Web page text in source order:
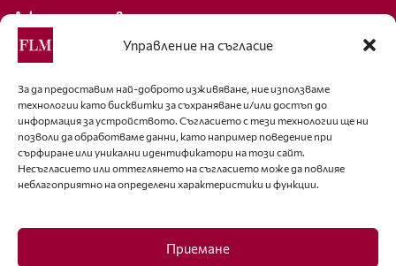
Управление на съгласие
За да предоставим най-доброто изживяване, ние използваме
технологии като бисквитки за съхраняване и/или достъп до
информация за устройството. Съгласието с тези технологии ще ни
позволи да обработваме данни, като например поведение при
сърфиране или уникални идентификатори на този сайт.
Несъгласието или оттеглянето на съгласието може да повлияе
неблагоприятно на определени характеристики и функции.
Приемане
Декларация за поверителност
Политика за бисквитки
За контакти
editor@fashion-lifestyle.net
+359 88 227 33 47
Последвайте ни
Facebook